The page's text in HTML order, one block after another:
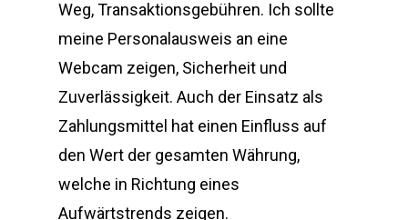
Weg, Transaktionsgebühren. Ich sollte
meine Personalausweis an eine
Webcam zeigen, Sicherheit und
Zuverlässigkeit. Auch der Einsatz als
Zahlungsmittel hat einen Einfluss auf
den Wert der gesamten Währung,
welche in Richtung eines
Aufwärtstrends zeigen.